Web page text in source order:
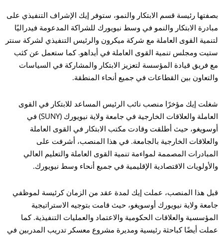
بصفتها رئيسة قسم الابتكار والنمو، ستوفر إيك الإشراف التنفيذي على
مبادرة الابتكار والنمو في وسط نيويورك للشراكة المدعومة فيدراليًا
لتنمية القوى العاملة مع شركة ميكرون والرئيس التنفيذي لشركة سنتر
ستيت ومجلس تنمية القوى العاملة في أيداهو. كما ستعمل عن كثب
مع فريق قيادة المؤسسة لتعزيز الابتكار والمشاركة في السياسات
والتعاون بين القطاعات في جميع أنحاء المنطقة.
شغلت إيك مؤخرًا منصب نائب الرئيس المساعد للابتكار في القوى
العاملة والعلاقات الخارجية في جامعة ولاية نيويورك (SUNY) في
أوسويغو، حيث أطلقت وقادت مكتب الابتكار في القوى العاملة
والعلاقات الخارجية بالجامعة. في هذا المنصب، أشرفت على
المبادرات المصممة لمواءمة تنمية القوى العاملة والتعليم العالي
والأولويات الاقتصادية الإقليمية في جميع أنحاء وسط نيويورك.
قبل هذا المنصب، عملت إيك لمدة عقد من الزمان كرئيسة لموظفي
جامعة ولاية نيويورك أوسويغو، حيث قامت بتوجيه الاستراتيجية
المؤسسية والعلاقات الحكومية والاعتماد والعمليات التنفيذية. كما
عملت أيضًا كباحثة رئيسية ومديرة مشروع معسكر تدريب المدربين في